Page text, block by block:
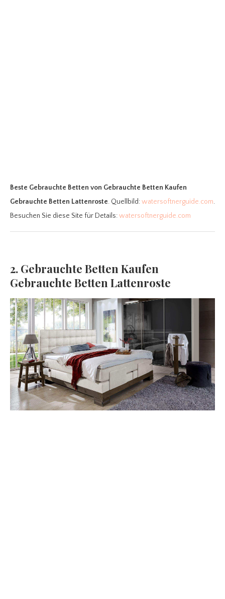
Beste Gebrauchte Betten von Gebrauchte Betten Kaufen
Gebrauchte Betten Lattenroste. Quellbild:watersoftnerguide.com.
Besuchen Sie diese Site für Details:watersoftnerguide.com
2. Gebrauchte Betten Kaufen
Gebrauchte Betten Lattenroste